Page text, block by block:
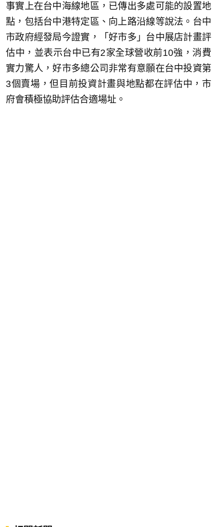
事實上在台中海線地區，已傳出多處可能的設置地
點，包括台中港特定區、向上路沿線等說法。台中
市政府經發局今證實，「好市多」台中展店計畫評
估中，並表示台中已有2家全球營收前10強，消費
實力驚人，好市多總公司非常有意願在台中投資第
3個賣場，但目前投資計畫與地點都在評估中，市
府會積極協助評估合適場址。